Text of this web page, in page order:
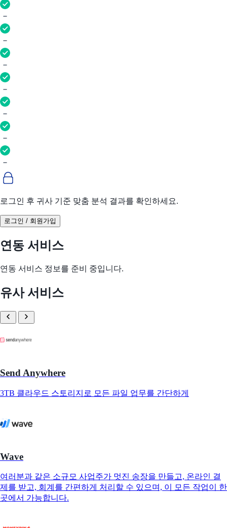
로그인 후 귀사 기준 맞춤 분석 결과를 확인하세요.
로그인 / 회원가입
연동 서비스
연동 서비스 정보를 준비 중입니다.
유사 서비스
Send Anywhere
3TB 클라우드 스토리지로 모든 파일 업무를 간단하게
Wave
여러분과 같은 소규모 사업주가 멋진 송장을 만들고, 온라인 결
제를 받고, 회계를 간편하게 처리할 수 있으며, 이 모든 작업이 한
곳에서 가능합니다.